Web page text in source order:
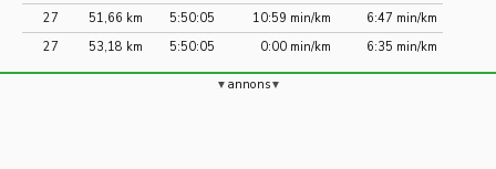
27
51,66 km 5:50:05 10:59 min/km
6:47 min/km
27
53,18 km 5:50:05 0:00 min/km 6:35 min/km
annons